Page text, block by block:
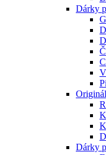
Dárky
Dárky